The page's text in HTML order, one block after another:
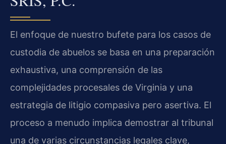
El enfoque de nuestro bufete para los casos de
custodia de abuelos se basa en una preparación
exhaustiva, una comprensión de las
complejidades procesales de Virginia y una
estrategia de litigio compasiva pero asertiva. El
proceso a menudo implica demostrar al tribunal
una de varias circunstancias legales clave,